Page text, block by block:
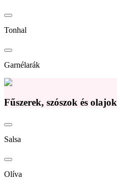
Tonhal
Garnélarák
Fűszerek, szószok és olajok
Salsa
Olíva